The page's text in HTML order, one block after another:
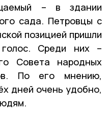
– в здании
сада. Петровцы с
позицией пришли
Среди них –
Совета народных
По его мнению,
дней очень удобно,